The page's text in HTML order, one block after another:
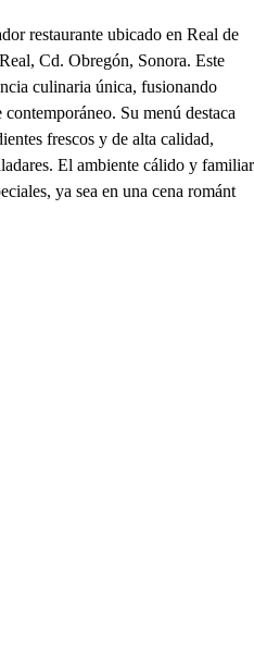
restaurante ubicado en Real de
Cd. Obregón, Sonora. Este
culinaria única, fusionando
Su menú destaca
frescos y de alta calidad,
El ambiente cálido y familiar
ya sea en una cena románt